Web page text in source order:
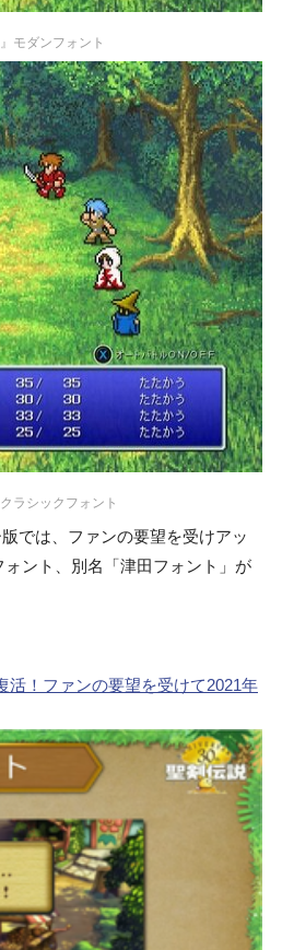
モダンフォント
ラシックフォント
では、ファンの要望を受けアッ
ント、別名「津田フォント」が
活！ファンの要望を受けて2021年